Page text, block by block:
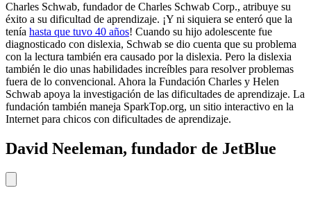
Charles Schwab, fundador de Charles Schwab Corp., atribuye su
éxito a su dificultad de aprendizaje. ¡Y ni siquiera se enteró que la
tenía hasta que tuvo 40 años! Cuando su hijo adolescente fue
diagnosticado con dislexia, Schwab se dio cuenta que su problema
con la lectura también era causado por la dislexia. Pero la dislexia
también le dio unas habilidades increíbles para resolver problemas
fuera de lo convencional. Ahora la Fundación Charles y Helen
Schwab apoya la investigación de las dificultades de aprendizaje. La
fundación también maneja SparkTop.org, un sitio interactivo en la
Internet para chicos con dificultades de aprendizaje.
David Neeleman, fundador de JetBlue